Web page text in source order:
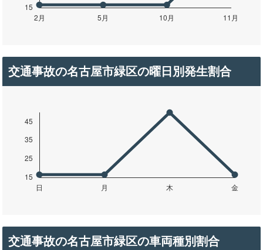
交通事故の名古屋市緑区の曜日別発生割合
交通事故の名古屋市緑区の車両種別割合